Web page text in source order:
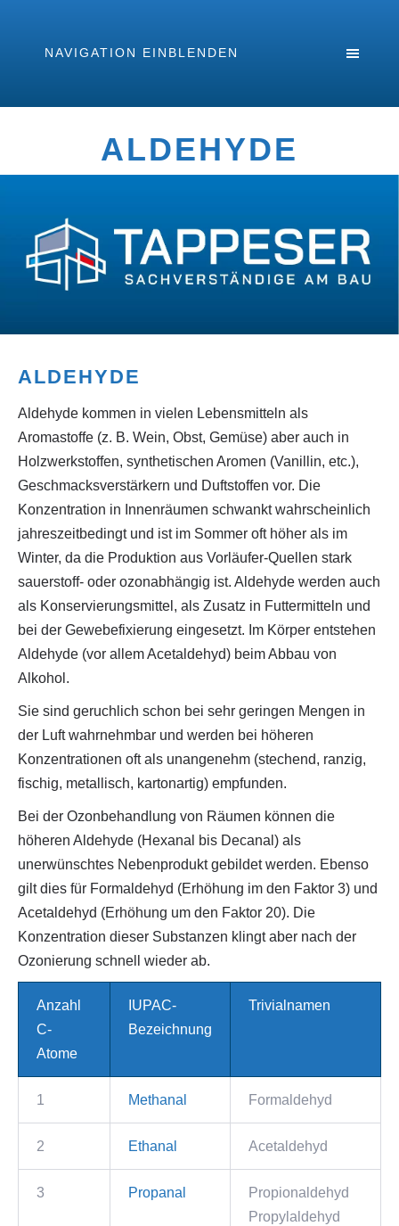
NAVIGATION EINBLENDEN
ALDEHYDE
ALDEHYDE
Aldehyde kommen in vielen Lebensmitteln als
Aromastoffe (z. B. Wein, Obst, Gemüse) aber auch in
Holzwerkstoffen, synthetischen Aromen (Vanillin, etc.),
Geschmacksverstärkern und Duftstoffen vor. Die
Konzentration in Innenräumen schwankt wahrscheinlich
jahreszeitbedingt und ist im Sommer oft höher als im
Winter, da die Produktion aus Vorläufer-Quellen stark
sauerstoff- oder ozonabhängig ist. Aldehyde werden auch
als Konservierungsmittel, als Zusatz in Futtermitteln und
bei der Gewebefixierung eingesetzt. Im Körper entstehen
Aldehyde (vor allem Acetaldehyd) beim Abbau von
Alkohol.
Sie sind geruchlich schon bei sehr geringen Mengen in
der Luft wahrnehmbar und werden bei höheren
Konzentrationen oft als unangenehm (stechend, ranzig,
fischig, metallisch, kartonartig) empfunden.
Bei der Ozonbehandlung von Räumen können die
höheren Aldehyde (Hexanal bis Decanal) als
unerwünschtes Nebenprodukt gebildet werden. Ebenso
gilt dies für Formaldehyd (Erhöhung im den Faktor 3) und
Acetaldehyd (Erhöhung um den Faktor 20). Die
Konzentration dieser Substanzen klingt aber nach der
Ozonierung schnell wieder ab.
Anzahl
C-
Atome
IUPAC-
Bezeichnung
Trivialnamen
1 Methanal Formaldehyd
2 Ethanal Acetaldehyd
3 Propanal
Propionaldehyd
Propylaldehyd